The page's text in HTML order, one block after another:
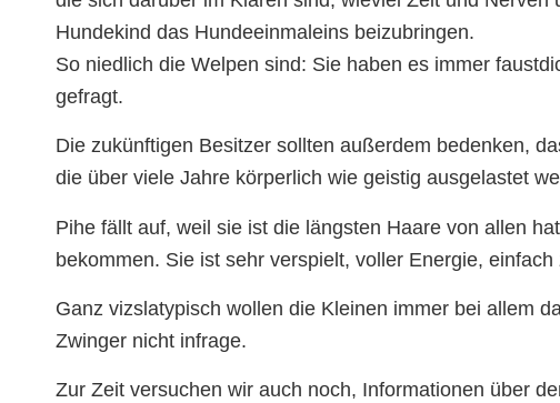
Hundekind das Hundeeinmaleins beizubringen.
So niedlich die Welpen sind: Sie haben es immer
gefragt.
Die zukünftigen Besitzer sollten außerdem bedenken,
die über viele Jahre körperlich wie geistig ausgelastet
Pihe fällt auf, weil sie ist die längsten Haare von allen
bekommen. Sie ist sehr verspielt, voller Energie,
Ganz vizslatypisch wollen die Kleinen immer bei allem
Zwinger nicht infrage.
Zur Zeit versuchen wir auch noch, Informationen über